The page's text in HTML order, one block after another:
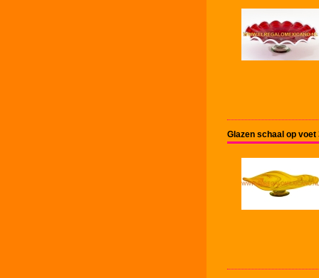
Glazen schaal op voet